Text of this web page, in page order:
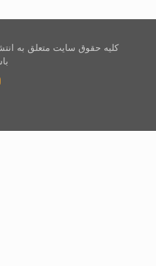
کلیه حقوق سایت متعلق به